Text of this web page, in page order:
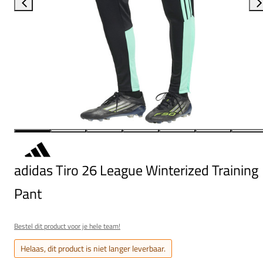
adidas Tiro 26 League Winterized Training
Pant
Bestel dit product voor je hele team!
Helaas, dit product is niet langer leverbaar.